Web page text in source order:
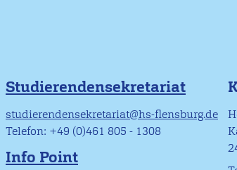
Studierendensekretariat
studierendensekretariat@hs-flensburg.de
Telefon: +49 (0)461 805 - 1308
Info Point